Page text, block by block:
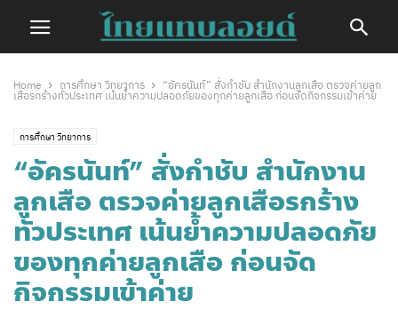
Home การศึกษา วิทยาการ
“อัครนันท์” สั่งกำชับ สำนักงานลูกเสือ ตรวจค่ายลูก
เสือรกร้างทั่วประเทศ เน้นย้ำความปลอดภัยของทุกค่ายลูกเสือ ก่อนจัดกิจกรรมเข้าค่าย
การศึกษา วิทยาการ
“อัครนันท์” สั่งกำชับ สำนักงาน
ลูกเสือ ตรวจค่ายลูกเสือรกร้าง
ทั่วประเทศ เน้นย้ำความปลอดภัย
ของทุกค่ายลูกเสือ ก่อนจัด
กิจกรรมเข้าค่าย